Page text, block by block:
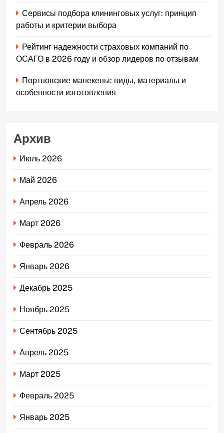
Сервисы подбора клининговых услуг: принцип
работы и критерии выбора
Рейтинг надежности страховых компаний по
ОСАГО в 2026 году и обзор лидеров по отзывам
Портновские манекены: виды, материалы и
особенности изготовления
Архив
Июль 2026
Май 2026
Апрель 2026
Март 2026
Февраль 2026
Январь 2026
Декабрь 2025
Ноябрь 2025
Сентябрь 2025
Апрель 2025
Март 2025
Февраль 2025
Январь 2025